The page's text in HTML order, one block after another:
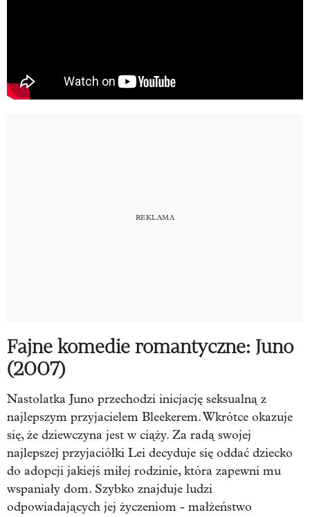
Fajne komedie romantyczne: Juno
(2007)
Nastolatka Juno przechodzi inicjację seksualną z
najlepszym przyjacielem Bleekerem. Wkrótce okazuje
się, że dziewczyna jest w ciąży. Za radą swojej
najlepszej przyjaciółki Lei decyduje się oddać dziecko
do adopcji jakiejś miłej rodzinie, która zapewni mu
wspaniały dom. Szybko znajduje ludzi
odpowiadających jej życzeniom - małżeństwo